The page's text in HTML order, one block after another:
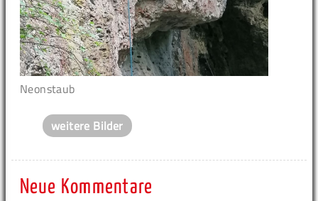
Neonstaub
weitere Bilder
Neue Kommentare